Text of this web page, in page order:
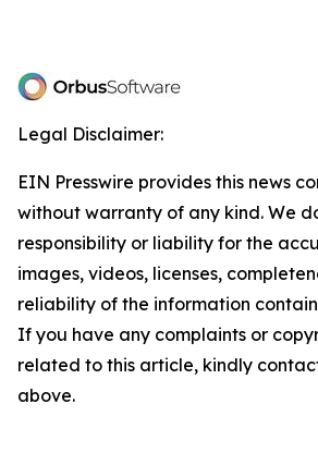
Legal Disclaimer:
EIN Presswire provides this news
without warranty of any kind. We
responsibility or liability for the
images, videos, licenses,
reliability of the information
If you have any complaints or
related to this article, kindly
above.